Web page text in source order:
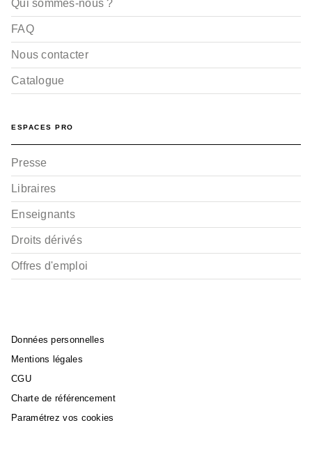
Qui sommes-nous ?
FAQ
Nous contacter
Catalogue
ESPACES PRO
Presse
Libraires
Enseignants
Droits dérivés
Offres d'emploi
Données personnelles
Mentions légales
CGU
Charte de référencement
Paramétrez vos cookies